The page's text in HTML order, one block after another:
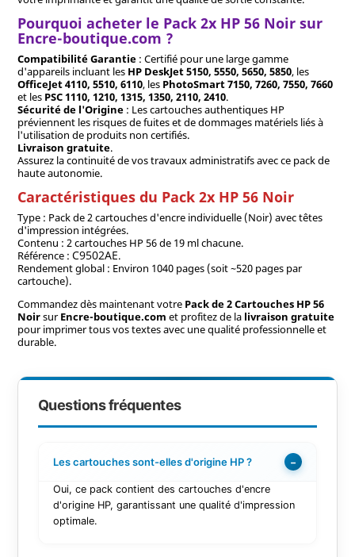
Pourquoi acheter le Pack 2x HP 56 Noir sur
Encre-boutique.com ?
Compatibilité Garantie: Certifié pour une large gamme
d'appareils incluant les HP DeskJet 5150, 5550, 5650, 5850, les
OfficeJet 4110, 5510, 6110, les PhotoSmart 7150, 7260, 7550, 7660
et les PSC 1110, 1210, 1315, 1350, 2110, 2410.
Sécurité de l'Origine: Les cartouches authentiques HP
préviennent les risques de fuites et de dommages matériels liés à
l'utilisation de produits non certifiés.
Livraison gratuite.
Assurez la continuité de vos travaux administratifs avec ce pack de
haute autonomie.
Caractéristiques du Pack 2x HP 56 Noir
Type : Pack de 2 cartouches d'encre individuelle (Noir) avec têtes
d'impression intégrées.
Contenu : 2 cartouches HP 56 de 19 ml chacune.
Référence : C9502AE.
Rendement global : Environ 1040 pages (soit ~520 pages par
cartouche).
Commandez dès maintenant votre Pack de 2 Cartouches HP 56
NoirsurEncre-boutique.com et profitez de la livraison gratuite
pour imprimer tous vos textes avec une qualité professionnelle et
durable.
Questions fréquentes
Les cartouches sont-elles d'origine HP ? −
Oui, ce pack contient des cartouches d'encre
d'origine HP, garantissant une qualité d'impression
optimale.